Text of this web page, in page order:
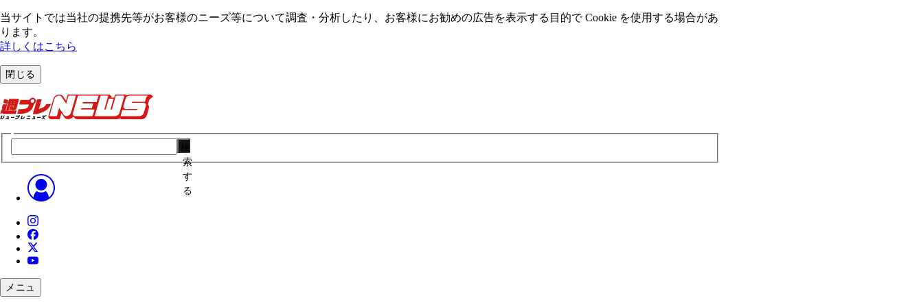
当サイトでは当社の提携先等がお客様のニーズ等について調査・分析したり、お客様にお勧めの広告を表⽰する⽬的で Cookie を使⽤する場合があ
ります。
詳しくはこちら
閉じる
索
す
る
メニュ